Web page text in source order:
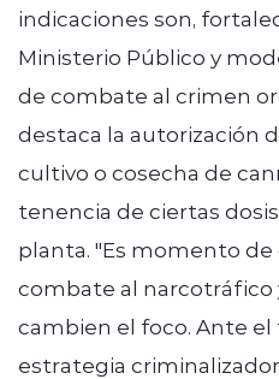
indicaciones son,
Ministerio Público y
de combate al crimen
destaca la autorización
cultivo o cosecha de
tenencia de ciertas
planta. "Es momento de
combate al narcotráfico
cambien el foco. Ante el
estrategia